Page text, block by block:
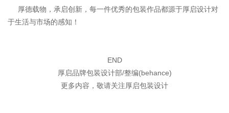
厚德载物，承启创新，每一件优秀的包装作品都源于厚启设计对
于生活与市场的感知！
END
厚启品牌包装设计部/整编(behance)
更多内容，敬请关注厚启包装设计